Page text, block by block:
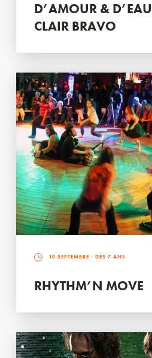
D’AMOUR &
CLAIR BRAVO
10 SEPTEMBRE - DÈS 7 ANS
RHYTHM’N MOVE